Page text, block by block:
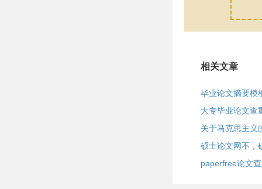
相关文章
毕业论文摘要模
大专毕业论文查
关于马克思主义
硕士论文网不，
paperfree论文